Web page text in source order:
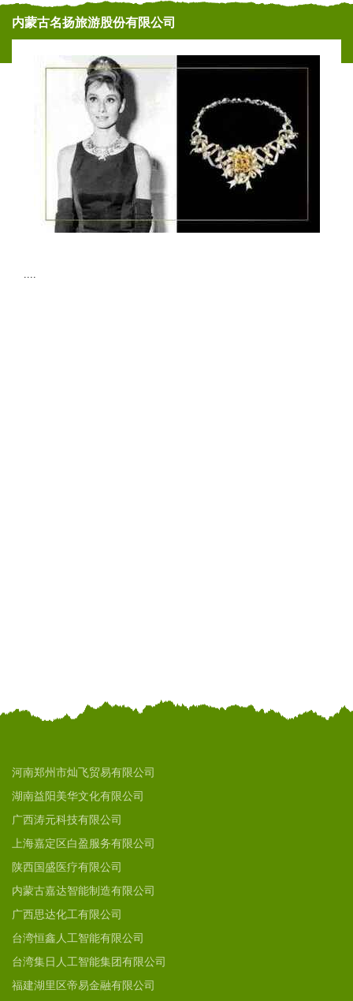
内蒙古名扬旅游股份有限公司
....
河南郑州市灿飞贸易有限公司
湖南益阳美华文化有限公司
广西涛元科技有限公司
上海嘉定区白盈服务有限公司
陕西国盛医疗有限公司
内蒙古嘉达智能制造有限公司
广西思达化工有限公司
台湾恒鑫人工智能有限公司
台湾集日人工智能集团有限公司
福建湖里区帝易金融有限公司